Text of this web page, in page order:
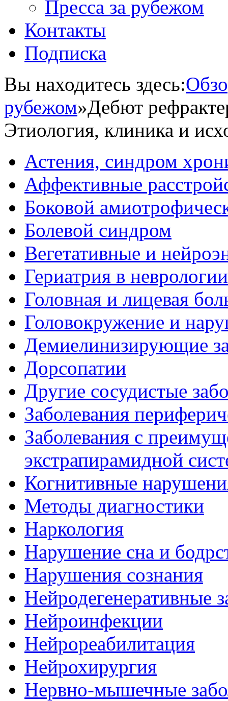
Пресса за рубежом
Контакты
Подписка
Вы находитесь здесь:
рубежом»Дебют
Этиология, клиника и
Астения, синдром
Аффективные
Боковой
Болевой синдром
Вегетативные и
Гериатрия в неврологии
Головная и лицевая
Головокружение и
Демиелинизирующие
Дорсопатии
Другие сосудистые
Заболевания
Заболевания с
экстрапирамидной
Когнитивные
Методы диагностики
Наркология
Нарушение сна и
Нарушения сознания
Нейродегенеративные
Нейроинфекции
Нейрореабилитация
Нейрохирургия
Нервно-мышечные